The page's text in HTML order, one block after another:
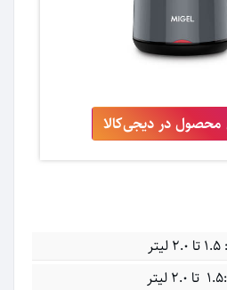
در دیجی‌کالا